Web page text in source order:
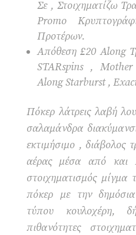
Σε , Στοιχηματίζω
Promo
Προτέρων.
Απόθεση £20 Along
STARspins ,
Along Starburst ,
Πόκερ λάτρεις λαβή
σαλαμάνδρα
εκτιμήσιμο , διάβολος
αέρας μέσα από
στοιχηματισμός μίγμα
πόκερ με την δημόσια
τύπου κουλοχέρη,
πιθανότητες